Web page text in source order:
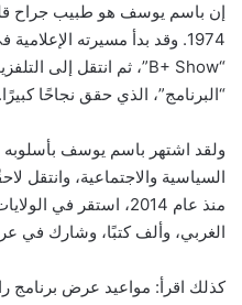
إن باسم يوسف هو طبيب جراح
“البرنامج”، الذي حقق نجاحًا كبيرًا.
ولقد اشتهر باسم يوسف بأسلوبه
منذ عام 2014، استقر
الغربي، وألف كتبًا، وشارك في
كذلك اقرأ: مواعيد عرض برنامج